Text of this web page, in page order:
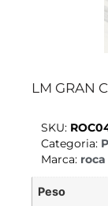
LM GRAN
SKU:
Categoria:
Marca: roca
Peso